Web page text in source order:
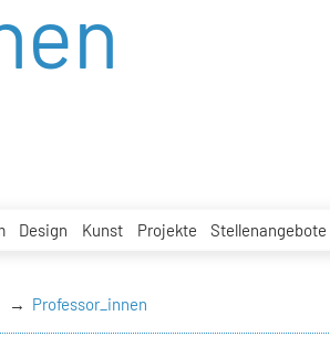
Design Kunst Projekte Stellenangebote
Professor_innen